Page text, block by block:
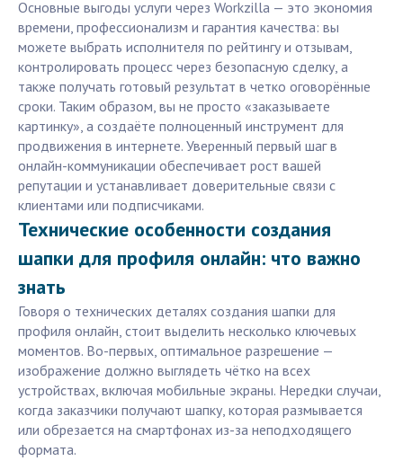
Основные выгоды услуги через Workzilla — это экономия
времени, профессионализм и гарантия качества: вы
можете выбрать исполнителя по рейтингу и отзывам,
контролировать процесс через безопасную сделку, а
также получать готовый результат в четко оговорённые
сроки. Таким образом, вы не просто «заказываете
картинку», а создаёте полноценный инструмент для
продвижения в интернете. Уверенный первый шаг в
онлайн-коммуникации обеспечивает рост вашей
репутации и устанавливает доверительные связи с
клиентами или подписчиками.
Технические особенности создания
шапки для профиля онлайн: что важно
знать
Говоря о технических деталях создания шапки для
профиля онлайн, стоит выделить несколько ключевых
моментов. Во-первых, оптимальное разрешение —
изображение должно выглядеть чётко на всех
устройствах, включая мобильные экраны. Нередки случаи,
когда заказчики получают шапку, которая размывается
или обрезается на смартфонах из-за неподходящего
формата.